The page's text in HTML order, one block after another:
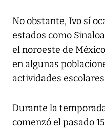
No obstante, Ivo sí
estados como
el noroeste de
en algunas
actividades
Durante la
comenzó el pasado